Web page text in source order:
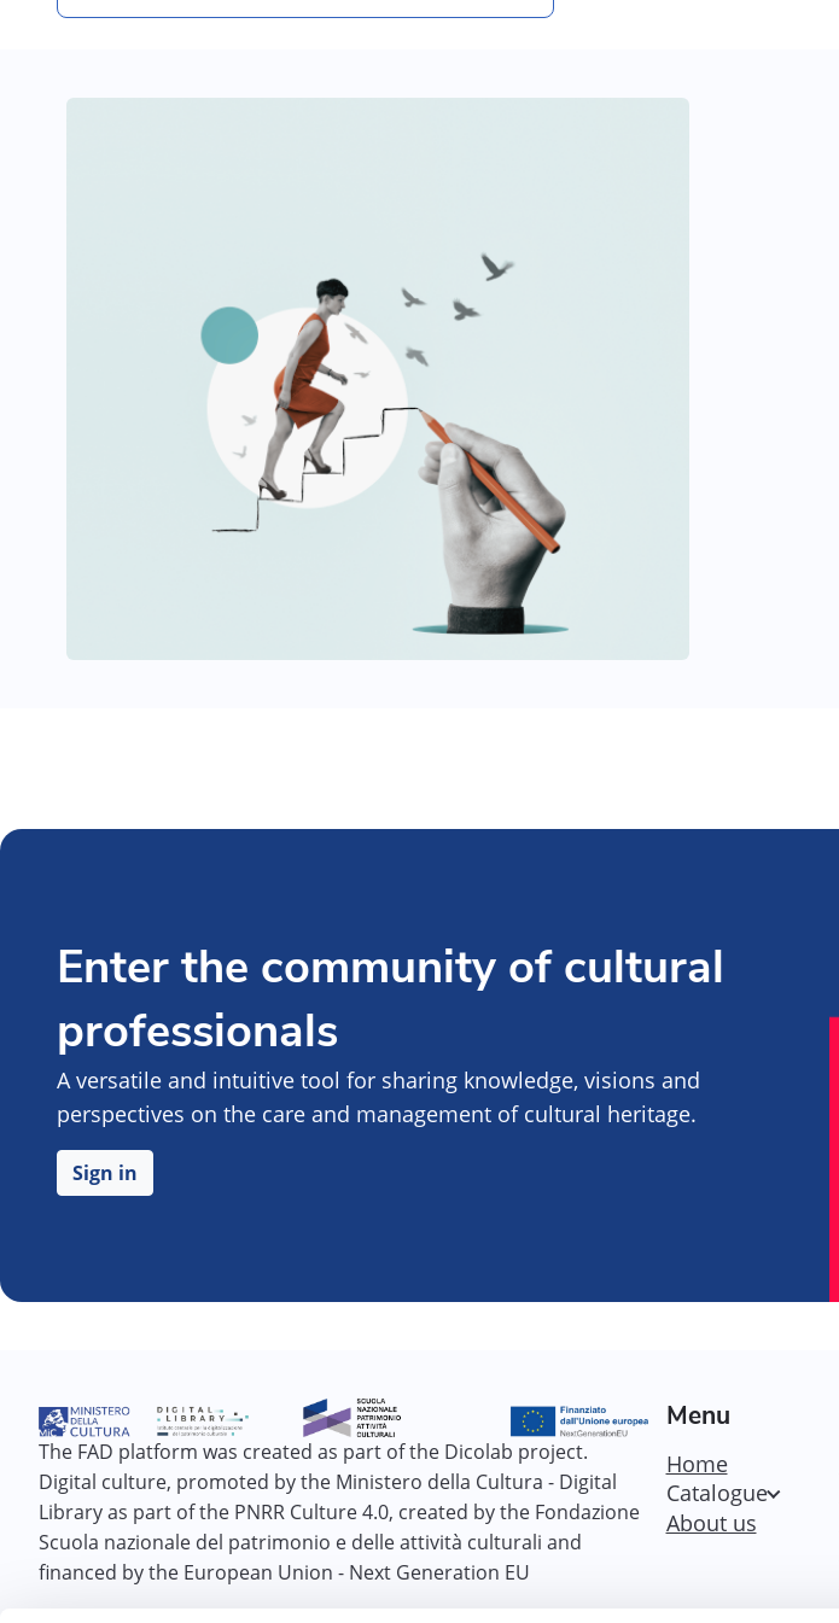
Enter the community of cultural
professionals
A versatile and intuitive tool for sharing knowledge, visions and
perspectives on the care and management of cultural heritage.
Sign in
The FAD platform was created as part of the Dicolab project.
Digital culture, promoted by the Ministero della Cultura - Digital
Library as part of the PNRR Culture 4.0, created by the Fondazione
Scuola nazionale del patrimonio e delle attività culturali and
financed by the European Union - Next Generation EU
Menu
Home
Catalogue
About us